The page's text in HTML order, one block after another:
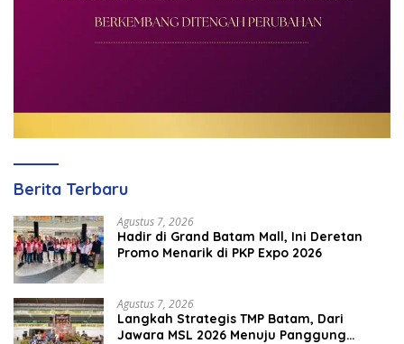
Berita Terbaru
Agustus 7, 2026
Hadir di Grand Batam Mall, Ini Deretan
Promo Menarik di PKP Expo 2026
Agustus 7, 2026
Langkah Strategis TMP Batam, Dari
Jawara MSL 2026 Menuju Panggung